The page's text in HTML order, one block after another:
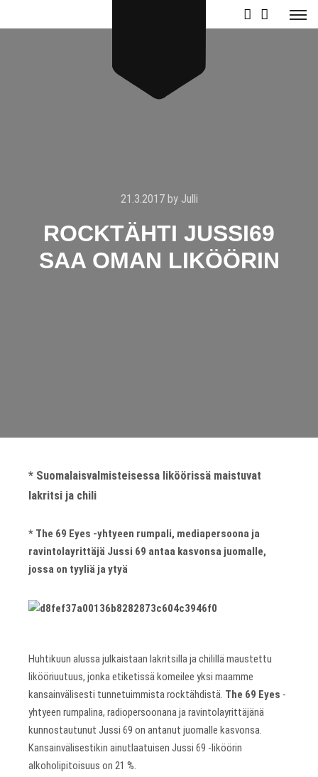
21.3.2017by Julli
ROCKTÄHTI JUSSI69
SAA OMAN LIKÖÖRIN
* Suomalaisvalmisteisessa liköörissä maistuvat
lakritsi ja chili
* The 69 Eyes -yhtyeen rumpali, mediapersoona ja
ravintolayrittäjä Jussi 69 antaa kasvonsa juomalle,
jossa on tyyliä ja ytyä
Huhtikuun alussa julkaistaan lakritsilla ja chilillä maustettu
likööriuutuus, jonka etiketissä komeilee yksi maamme
kansainvälisesti tunnetuimmista rocktähdistä. The 69 Eyes -
yhtyeen rumpalina, radiopersoonana ja ravintolayrittäjänä
kunnostautunut Jussi 69 on antanut juomalle kasvonsa.
Kansainvälisestikin ainutlaatuisen Jussi 69 -liköörin
alkoholipitoisuus on 21 %.